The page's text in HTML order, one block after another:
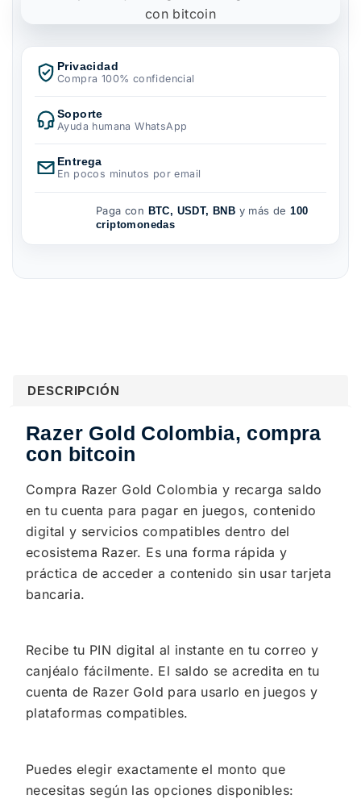
Privacidad
Compra 100% confidencial
Soporte
Ayuda humana WhatsApp
Entrega
En pocos minutos por email
Paga con BTC, USDT, BNB y más de100
criptomonedas
DESCRIPCIÓN
Razer Gold Colombia, compra
con bitcoin
Compra Razer Gold Colombia y recarga saldo
en tu cuenta para pagar en juegos, contenido
digital y servicios compatibles dentro del
ecosistema Razer. Es una forma rápida y
práctica de acceder a contenido sin usar tarjeta
bancaria.
Recibe tu PIN digital al instante en tu correo y
canjéalo fácilmente. El saldo se acredita en tu
cuenta de Razer Gold para usarlo en juegos y
plataformas compatibles.
Puedes elegir exactamente el monto que
necesitas según las opciones disponibles: